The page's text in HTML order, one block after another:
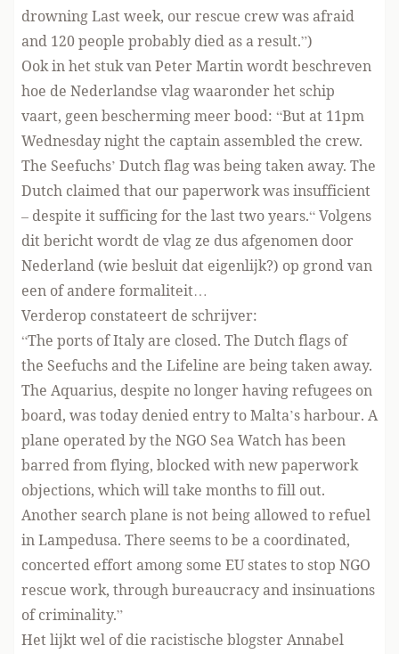
drowning Last week, our rescue crew was afraid
and 120 people probably died as a result.”)
Ook in het stuk van Peter Martin wordt beschreven
hoe de Nederlandse vlag waaronder het schip
vaart, geen bescherming meer bood: “But at 11pm
Wednesday night the captain assembled the crew.
The Seefuchs’ Dutch flag was being taken away. The
Dutch claimed that our paperwork was insufficient
– despite it sufficing for the last two years.“ Volgens
dit bericht wordt de vlag ze dus afgenomen door
Nederland (wie besluit dat eigenlijk?) op grond van
een of andere formaliteit…
Verderop constateert de schrijver:
“The ports of Italy are closed. The Dutch flags of
the Seefuchs and the Lifeline are being taken away.
The Aquarius, despite no longer having refugees on
board, was today denied entry to Malta’s harbour. A
plane operated by the NGO Sea Watch has been
barred from flying, blocked with new paperwork
objections, which will take months to fill out.
Another search plane is not being allowed to refuel
in Lampedusa. There seems to be a coordinated,
concerted effort among some EU states to stop NGO
rescue work, through bureaucracy and insinuations
of criminality.”
Het lijkt wel of die racistische blogster Annabel